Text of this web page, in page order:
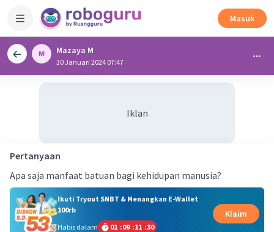
Masuk
Mazaya M
30 Januari 2024 07:47
Iklan
Pertanyaan
Apa saja manfaat batuan bagi kehidupan manusia?
Ikuti Tryout SNBT & Menangkan E-Wallet
100rb
Habis dalam
01 :09 :11 :30
Klaim